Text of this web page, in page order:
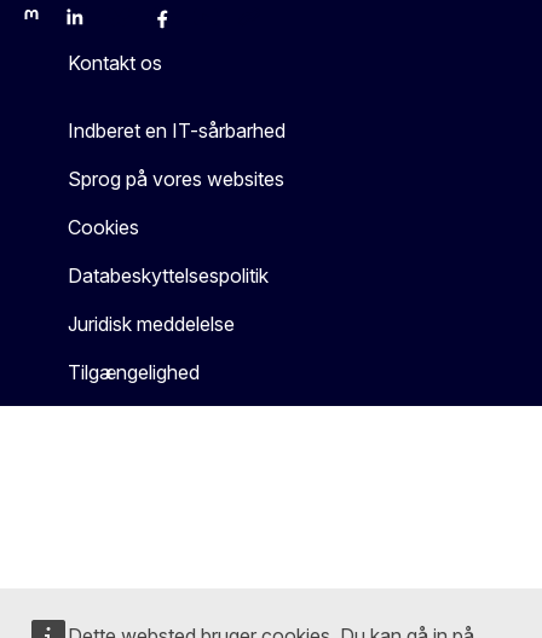
MastodonLinkedInBlueskyFacebook
Kontakt os
Indberet en IT-sårbarhed
Sprog på vores websites
Cookies
Databeskyttelsespolitik
Juridisk meddelelse
Tilgængelighed